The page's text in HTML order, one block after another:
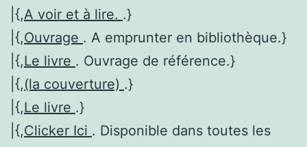
|{,A voir et à lire. .}
|{,Ouvrage . A emprunter en bibliothèque.}
|{,Le livre . Ouvrage de référence.}
|{,(la couverture) .}
|{,Le livre .}
|{,Clicker Ici . Disponible dans toutes les